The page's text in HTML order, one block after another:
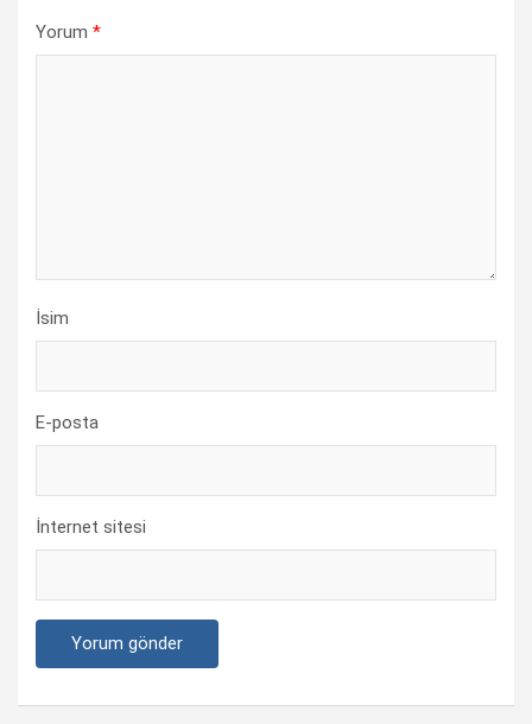
Yorum *
İsim
E-posta
İnternet sitesi